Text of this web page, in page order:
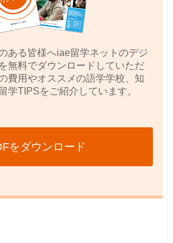
ある皆様へiae留学ネットのデジ
無料でダウンロードしていただ
費用やオススメの語学学校、知
学TIPSをご紹介しています。
をダウンロード